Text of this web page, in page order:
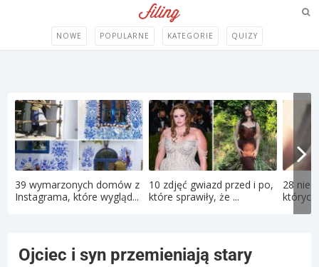
NOWE POPULARNE KATEGORIE QUIZY
39 wymarzonych domów z
Instagrama, które wygląd...
10 zdjęć gwiazd przed i po,
które sprawiły, że ...
28
których
Ojciec i syn przemieniają stary